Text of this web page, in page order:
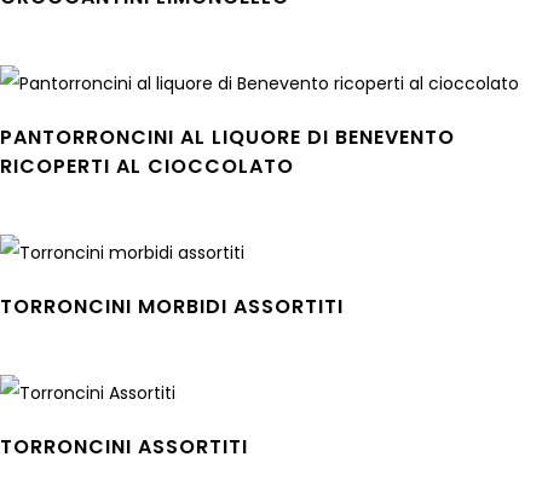
PANTORRONCINI AL LIQUORE DI BENEVENTO
RICOPERTI AL CIOCCOLATO
TORRONCINI MORBIDI ASSORTITI
TORRONCINI ASSORTITI